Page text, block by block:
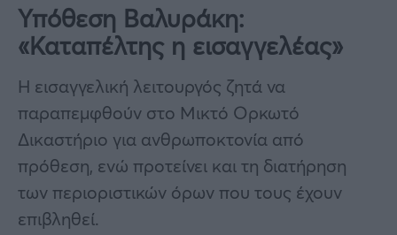
Υπόθεση Βαλυράκη:
«Καταπέλτης η εισαγγελέας»
Η εισαγγελική λειτουργός ζητά να
παραπεμφθούν στο Μικτό Ορκωτό
Δικαστήριο για ανθρωποκτονία από
πρόθεση, ενώ προτείνει και τη διατήρηση
των περιοριστικών όρων που τους έχουν
επιβληθεί.